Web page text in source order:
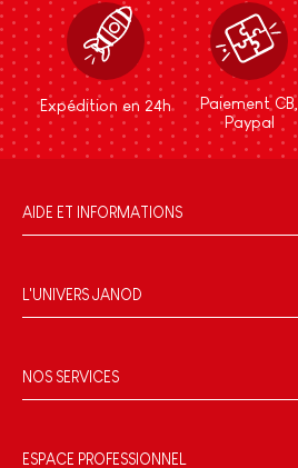
Expédition en 24h
Paiement CB,
Paypal
AIDE ET INFORMATIONS
FAQ
Contact
Rappel Produits
Données personnelles
L'UNIVERS JANOD
Le design
Blog Conseils d'Experts
NOS SERVICES
Paiement
ESPACE PROFESSIONNEL